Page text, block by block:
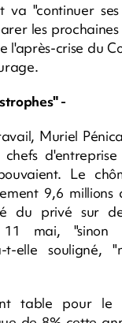
"continuer ses
les
l'après-crise du
-
Muriel
Le
9,6 millions
du privé sur
11 mai,
t-elle
table pour le